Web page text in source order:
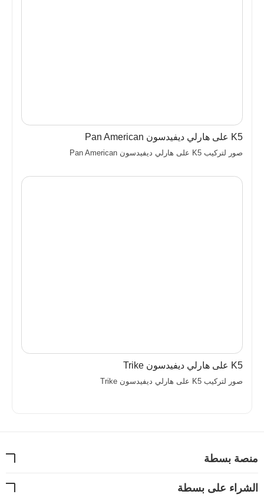
K5 على هارلي ديفيدسون Pan American
صور لتركيب K5 على هارلي ديفيدسون Pan American
K5 على هارلي ديفيدسون Trike
صور لتركيب K5 على هارلي ديفيدسون Trike
منصة بسطة
الشراء على بسطة